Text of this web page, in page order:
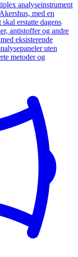
analyseinstrument
med en
erstatte dagens
antistoffer og andre
eksisterende
uten
metoder og